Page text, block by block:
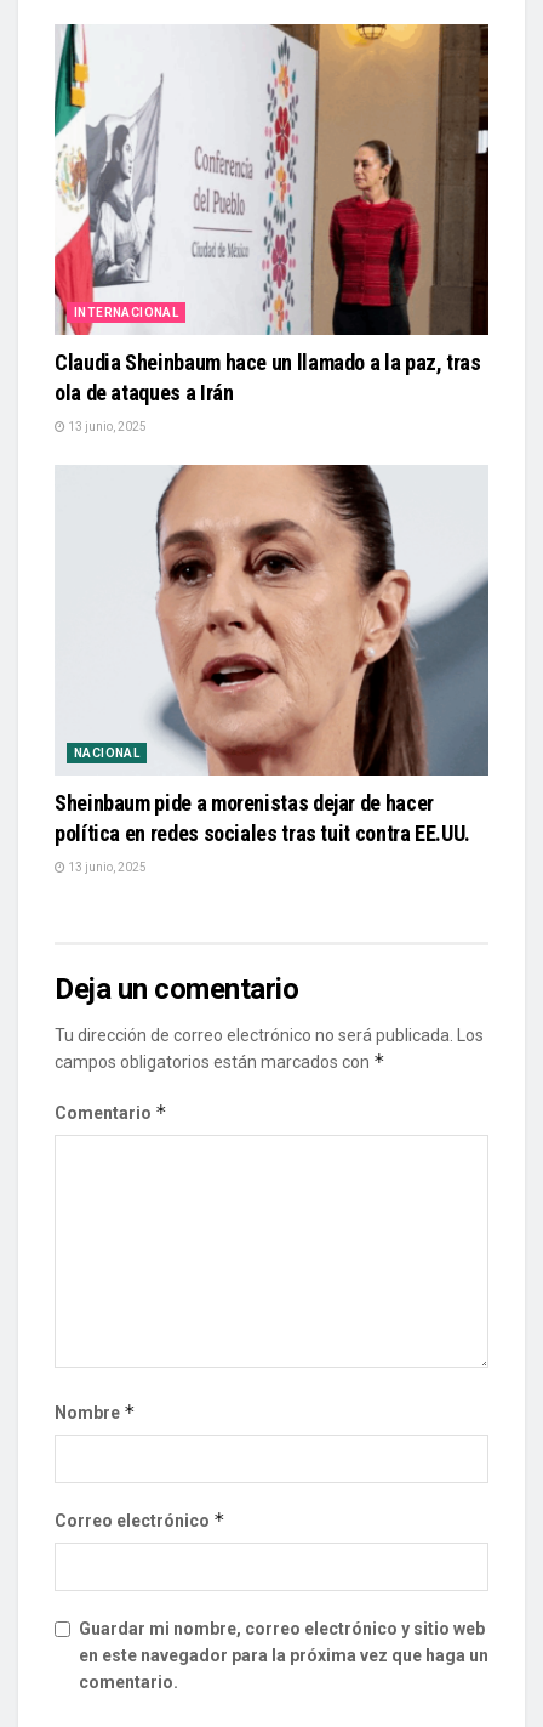
INTERNACIONAL
Claudia Sheinbaum hace un llamado a la paz, tras
ola de ataques a Irán
13 junio, 2025
NACIONAL
Sheinbaum pide a morenistas dejar de hacer
política en redes sociales tras tuit contra EE.UU.
13 junio, 2025
Deja un comentario
Tu dirección de correo electrónico no será publicada.
Los
campos obligatorios están marcados con *
Comentario *
Nombre *
Correo electrónico *
Guardar mi nombre, correo electrónico y sitio web
en este navegador para la próxima vez que haga un
comentario.